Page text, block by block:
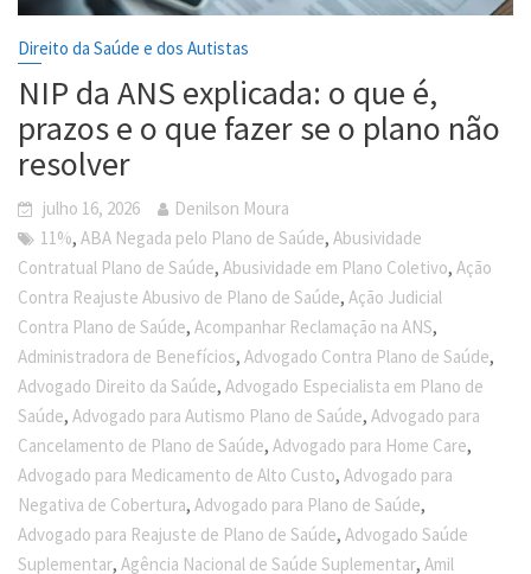
Direito da Saúde e dos Autistas
NIP da ANS explicada: o que é,
prazos e o que fazer se o plano não
resolver
julho 16, 2026
Denilson Moura
11%,ABA Negada pelo Plano de Saúde,Abusividade
Contratual Plano de Saúde,Abusividade em Plano Coletivo,Ação
Contra Reajuste Abusivo de Plano de Saúde,Ação Judicial
Contra Plano de Saúde,Acompanhar Reclamação na ANS,
Administradora de Benefícios,Advogado Contra Plano de Saúde,
Advogado Direito da Saúde,Advogado Especialista em Plano de
Saúde,Advogado para Autismo Plano de Saúde,Advogado para
Cancelamento de Plano de Saúde,Advogado para Home Care,
Advogado para Medicamento de Alto Custo,Advogado para
Negativa de Cobertura,Advogado para Plano de Saúde,
Advogado para Reajuste de Plano de Saúde,Advogado Saúde
Suplementar,Agência Nacional de Saúde Suplementar,Amil